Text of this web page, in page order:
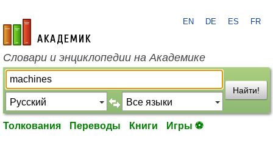
academic.ru
EN DE ES FR
Словари и энциклопедии на Академике
Найти!
Толкования Переводы Книги Игры ⚽